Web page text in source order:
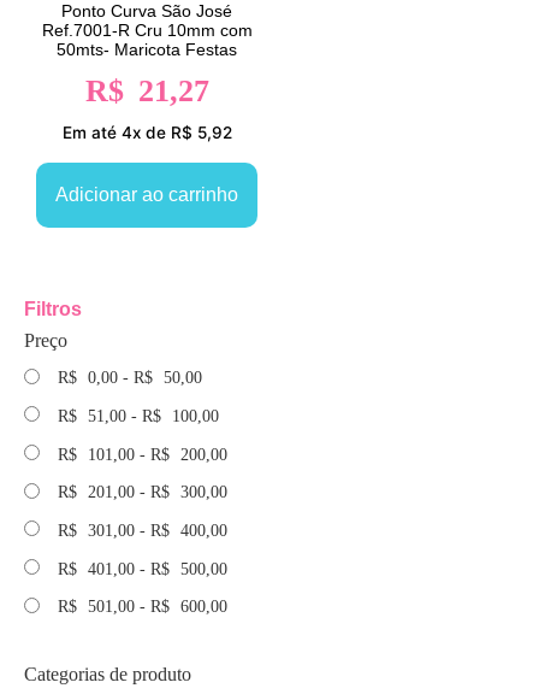
Ponto Curva São José
Ref.7001-R Cru 10mm com
50mts- Maricota Festas
R$ 21,27
Em até 4x de R$ 5,92
Adicionar ao carrinho
Filtros
Preço
R$ 0,00 - R$ 50,00
R$ 51,00 - R$ 100,00
R$ 101,00 - R$ 200,00
R$ 201,00 - R$ 300,00
R$ 301,00 - R$ 400,00
R$ 401,00 - R$ 500,00
R$ 501,00 - R$ 600,00
Categorias de produto